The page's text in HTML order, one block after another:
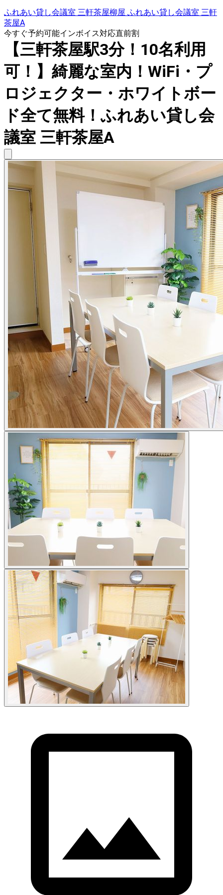
ふれあい貸し会議室 三軒茶屋柳屋 ふれあい貸し会議室 三軒
茶屋A
今すぐ予約可能インボイス対応直前割
【三軒茶屋駅3分！10名利用
可！】綺麗な室内！WiFi・プ
ロジェクター・ホワイトボー
ド全て無料！ふれあい貸し会
議室 三軒茶屋A